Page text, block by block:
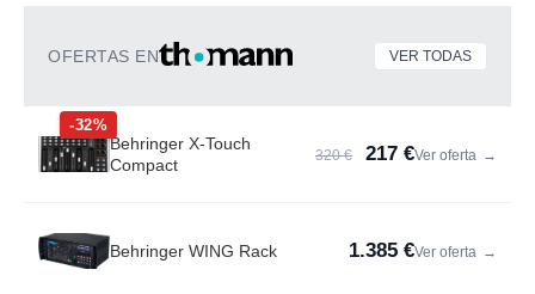
OFERTAS EN VER TODAS
-32%
Behringer X-Touch
Compact
320 € 217 €Ver oferta →
Behringer WING Rack 1.385 €Ver oferta →